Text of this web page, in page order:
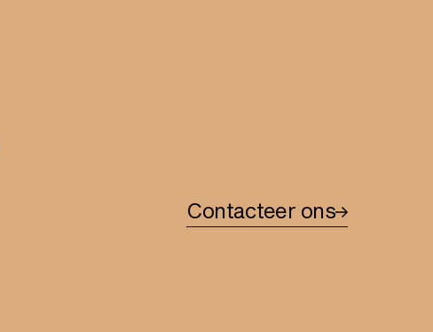
Contacteer ons